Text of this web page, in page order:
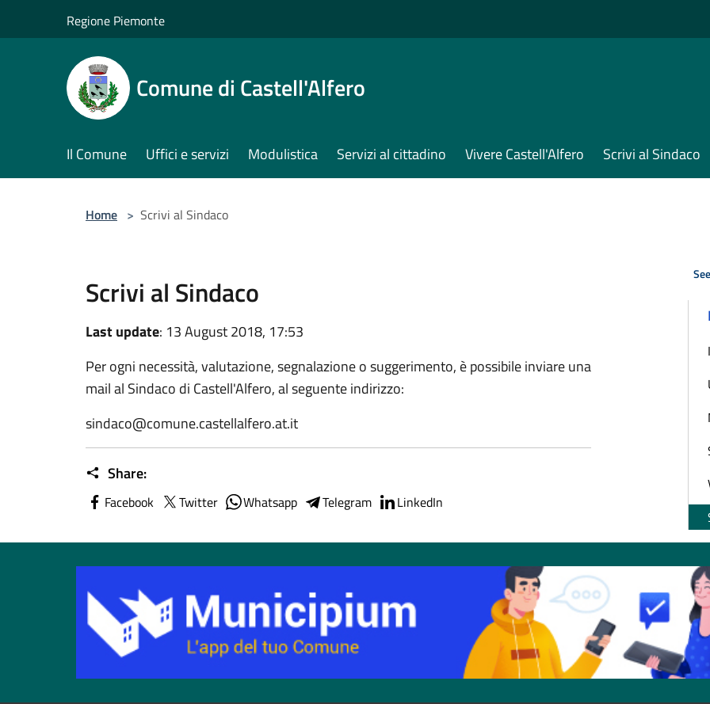
Regione Piemonte
Comune di Castell'Alfero
Il Comune Uffici e servizi Modulistica Servizi al cittadino Vivere Castell'Alfero Scrivi al Sindaco
Home > Scrivi al Sindaco
Scrivi al Sindaco
Last update: 13 August 2018, 17:53
Per ogni necessità, valutazione, segnalazione o suggerimento, è possibile inviare una
mail al Sindaco di Castell'Alfero, al seguente indirizzo:
sindaco@comune.castellalfero.at.it
Share:
Facebook Twitter Whatsapp Telegram LinkedIn